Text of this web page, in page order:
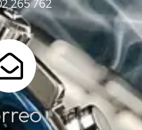
265 762